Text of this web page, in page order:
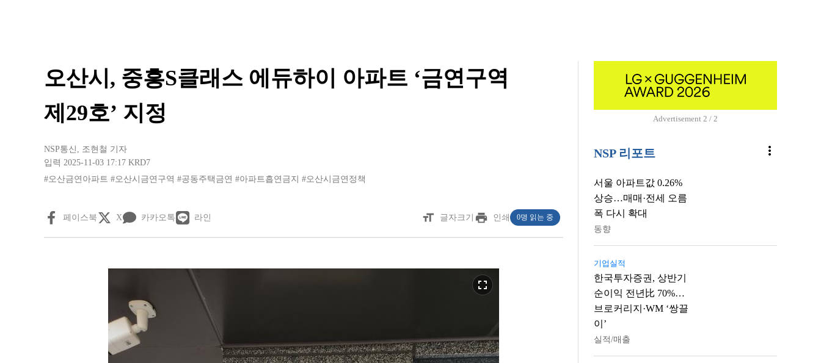
오산시, 중흥S클래스 에듀하이 아파트 ‘금연구역
제29호’ 지정
NSP통신 , 조현철 기자
입력 2025-11-03 17:17 KRD7
#오산금연아파트 #오산시금연구역 #공동주택금연 #아파트흡연금지 #오산시금연정책
페이스북 X 카카오톡 라인 format_size 글자크기 print 인쇄 0명 읽는 중
fullscreen
Advertisement 2 / 2
NSP 리포트 more_vert
서울 아파트값 0.26%
상승…매매·전세 오름
폭 다시 확대
동향
기업실적
한국투자증권, 상반기
순이익 전년比 70%…
브로커리지·WM ‘쌍끌
이’
실적/매출